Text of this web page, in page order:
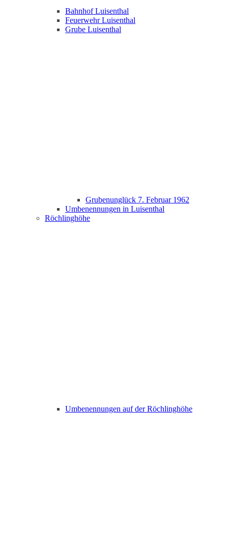
Bahnhof Luisenthal
Feuerwehr Luisenthal
Grube Luisenthal
Grubenunglück 7. Februar 1962
Umbenennungen in Luisenthal
Röchlinghöhe
Umbenennungen auf der Röchlinghöhe